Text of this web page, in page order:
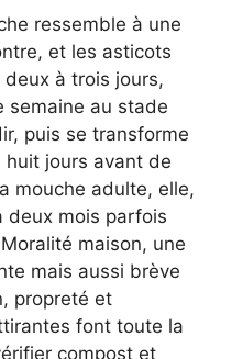
ressemble à une
et les asticots
à trois jours,
semaine au stade
puis se transforme
jours avant de
mouche adulte, elle,
deux mois parfois
maison, une
mais aussi brève
propreté et
font toute la
compost et